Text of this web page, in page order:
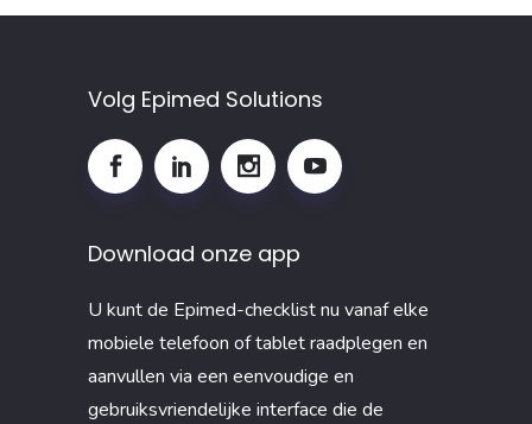
ICUdirecteur
eerste
jaar
Volg Epimed Solutions
Download onze app
U kunt de Epimed-checklist nu vanaf elke
mobiele telefoon of tablet raadplegen en
aanvullen via een eenvoudige en
gebruiksvriendelijke interface die de